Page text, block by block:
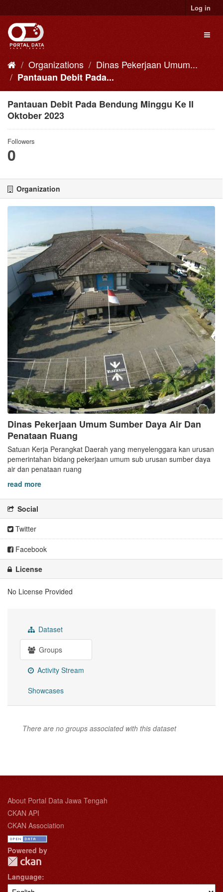
to
content
Log in
Organizations
Dinas Pekerjaan Umum...
Pantauan Debit Pada...
Pantauan Debit Pada Bendung Minggu Ke II
Oktober 2023
Followers
0
Organization
Dinas Pekerjaan Umum Sumber Daya Air Dan
Penataan Ruang
Satuan Kerja Perangkat Daerah yang menyelenggara kan urusan
pemerintahan bidang pekerjaan umum sub urusan sumber daya
air dan penataan ruang
read more
Social
Twitter
Facebook
License
No License Provided
Dataset
Groups
Activity Stream
Showcases
There are no groups associated with this dataset
About Portal Data Jawa Tengah
CKAN API
CKAN Association
Powered by
Language